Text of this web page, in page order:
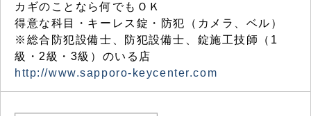
カギのことなら何でもＯＫ
得意な科目・キーレス錠・防犯（カメラ、ベル）
※総合防犯設備士、防犯設備士、錠施工技師（1
級・2級・3級）のいる店
http://www.sapporo-keycenter.com